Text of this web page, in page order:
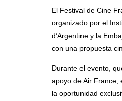
El Festival de Cine
organizado por el
d’Argentine y la
con una propuesta
Durante el evento,
apoyo de Air France,
la oportunidad